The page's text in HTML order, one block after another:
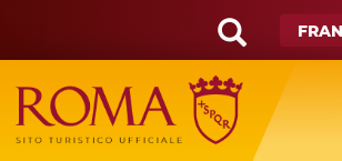
main
content
Search
form
Recherche